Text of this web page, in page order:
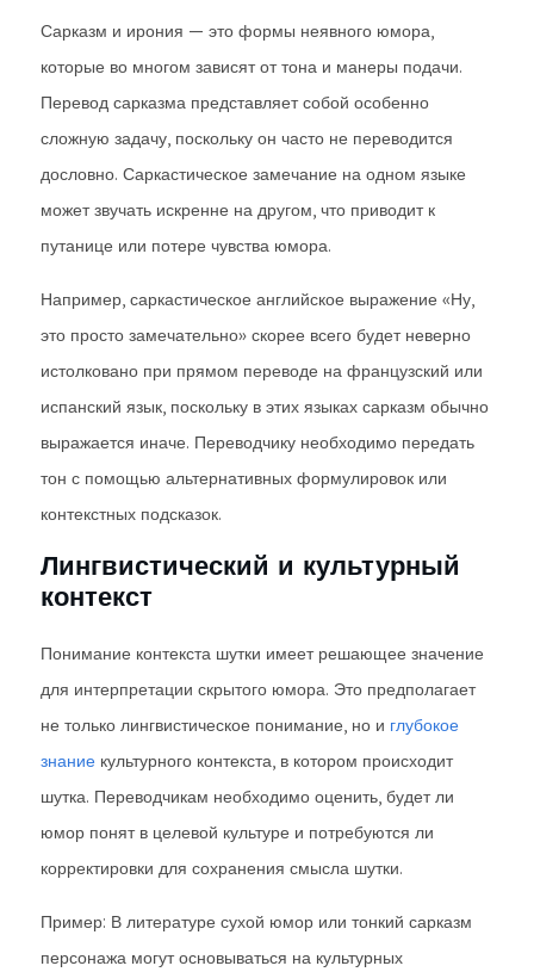
Сарказм и ирония — это формы неявного юмора,
которые во многом зависят от тона и манеры подачи.
Перевод сарказма представляет собой особенно
сложную задачу, поскольку он часто не переводится
дословно. Саркастическое замечание на одном языке
может звучать искренне на другом, что приводит к
путанице или потере чувства юмора.
Например, саркастическое английское выражение «Ну,
это просто замечательно» скорее всего будет неверно
истолковано при прямом переводе на французский или
испанский язык, поскольку в этих языках сарказм обычно
выражается иначе. Переводчику необходимо передать
тон с помощью альтернативных формулировок или
контекстных подсказок.
Лингвистический и культурный
контекст
Понимание контекста шутки имеет решающее значение
для интерпретации скрытого юмора. Это предполагает
не только лингвистическое понимание, но и глубокое
знание культурного контекста, в котором происходит
шутка. Переводчикам необходимо оценить, будет ли
юмор понят в целевой культуре и потребуются ли
корректировки для сохранения смысла шутки.
Пример: В литературе сухой юмор или тонкий сарказм
персонажа могут основываться на культурных